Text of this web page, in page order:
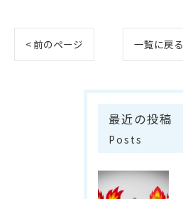
< 前のページ 一覧に戻る
最近の投稿
Posts